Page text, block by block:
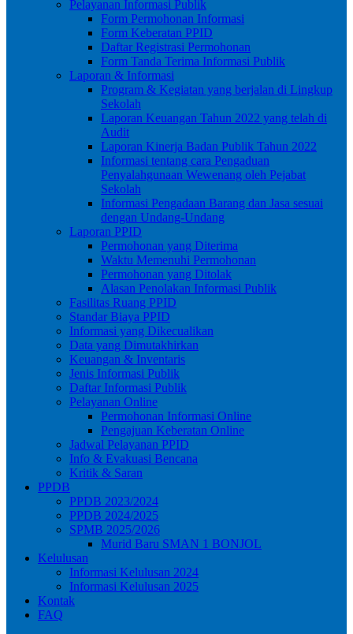
Pelayanan Informasi Publik
Form Permohonan Informasi
Form Keberatan PPID
Daftar Registrasi Permohonan
Form Tanda Terima Informasi Publik
Laporan & Informasi
Program & Kegiatan yang berjalan di Lingkup
Sekolah
Laporan Keuangan Tahun 2022 yang telah di
Audit
Laporan Kinerja Badan Publik Tahun 2022
Informasi tentang cara Pengaduan
Penyalahgunaan Wewenang oleh Pejabat
Sekolah
Informasi Pengadaan Barang dan Jasa sesuai
dengan Undang-Undang
Laporan PPID
Permohonan yang Diterima
Waktu Memenuhi Permohonan
Permohonan yang Ditolak
Alasan Penolakan Informasi Publik
Fasilitas Ruang PPID
Standar Biaya PPID
Informasi yang Dikecualikan
Data yang Dimutakhirkan
Keuangan & Inventaris
Jenis Informasi Publik
Daftar Informasi Publik
Pelayanan Online
Permohonan Informasi Online
Pengajuan Keberatan Online
Jadwal Pelayanan PPID
Info & Evakuasi Bencana
Kritik & Saran
PPDB
PPDB 2023/2024
PPDB 2024/2025
SPMB 2025/2026
Murid Baru SMAN 1 BONJOL
Kelulusan
Informasi Kelulusan 2024
Informasi Kelulusan 2025
Kontak
FAQ